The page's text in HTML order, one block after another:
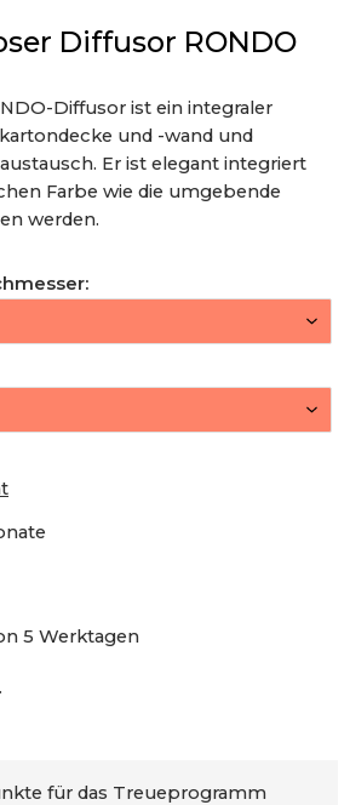
Diffusor RONDO
Diffusor ist ein integraler
und -wand und
Er ist elegant integriert
Farbe wie die umgebende
werden.
:
5 Werktagen
für das Treueprogramm